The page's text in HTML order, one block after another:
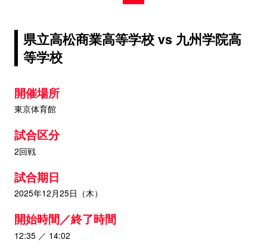
県立高松商業高等学校 vs 九州学院高
等学校
開催場所
東京体育館
試合区分
2回戦
試合期日
2025年12月25日（木）
開始時間／終了時間
12:35 ／ 14:02